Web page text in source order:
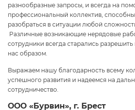
разнообразные запросы, и всегда на
профессиональный коллектив,
разобраться в ситуации любой
Различные возникающие нерядовые
сотрудники всегда старались
нас образом.
Выражаем нашу благодарность всему
успешного развития и надеемся на
сотрудничество.
ООО «Бурвин», г. Брест